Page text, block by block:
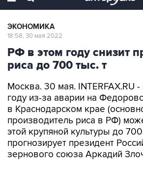
ЭКОНОМИКА
18:58, 30 мая 2022
РФ в этом году снизит
риса до 700 тыс. т
Москва. 30 мая. INTERFAX.RU -
году из-за аварии на
в Краснодарском крае
производитель риса в РФ)
этой крупяной культуры до
прогнозирует президент
зернового союза Аркадий